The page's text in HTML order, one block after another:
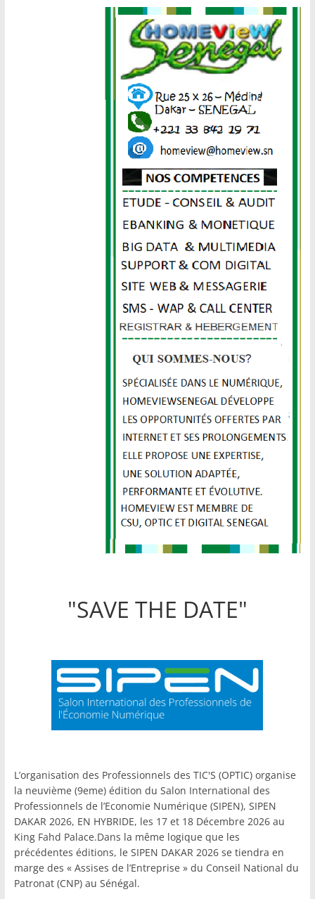
"SAVE THE DATE"
L’organisation des Professionnels des TIC'S (OPTIC) organise
la neuvième (9eme) édition du Salon International des
Professionnels de l’Economie Numérique (SIPEN), SIPEN
DAKAR 2026, EN HYBRIDE, les 17 et 18 Décembre 2026 au
King Fahd Palace.Dans la même logique que les
précédentes éditions, le SIPEN DAKAR 2026 se tiendra en
marge des « Assises de l’Entreprise » du Conseil National du
Patronat (CNP) au Sénégal.